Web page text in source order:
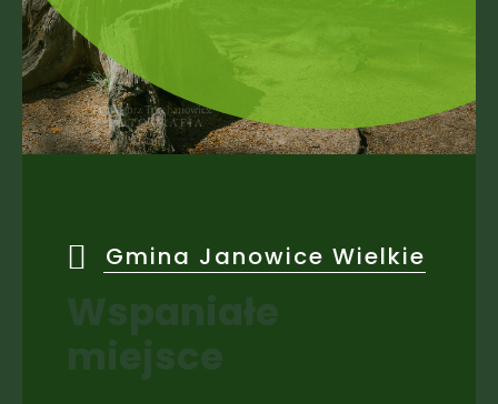
Gmina Janowice Wielkie